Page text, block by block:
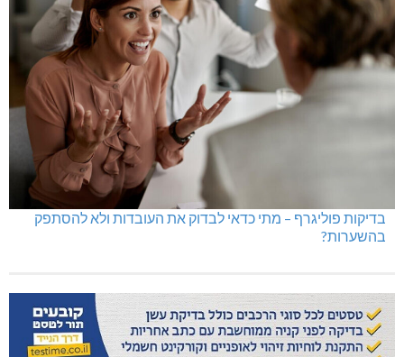
בדיקות פוליגרף – מתי כדאי לבדוק את העובדות ולא להסתפק
בהשערות?